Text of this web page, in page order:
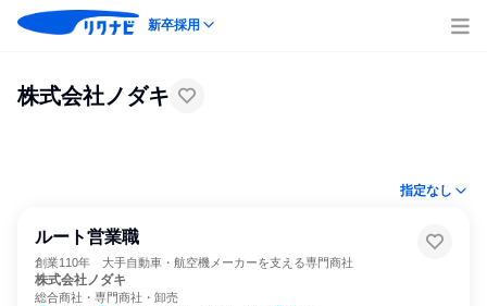
新卒採用
株式会社ノダキ
指定なし
ルート営業職
創業110年 大手自動車・航空機メーカーを支える専門商社
株式会社ノダキ
総合商社・専門商社・卸売